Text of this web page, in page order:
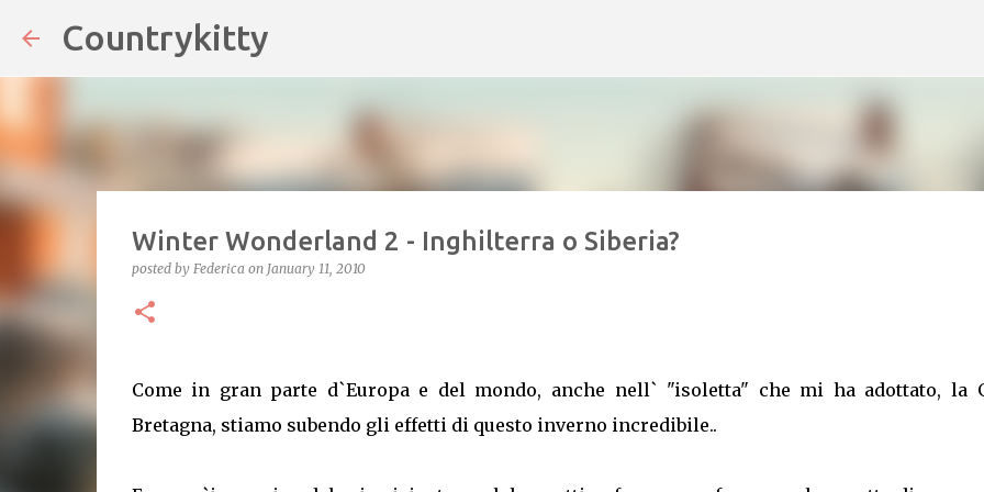
Countrykitty
Winter Wonderland 2 - Inghilterra o Siberia?
posted by Federica on January 11, 2010
Come in gran parte d`Europa e del mondo, anche nell` "isoletta" che mi ha adottato, la
Bretagna, stiamo subendo gli effetti di questo inverno incredibile..